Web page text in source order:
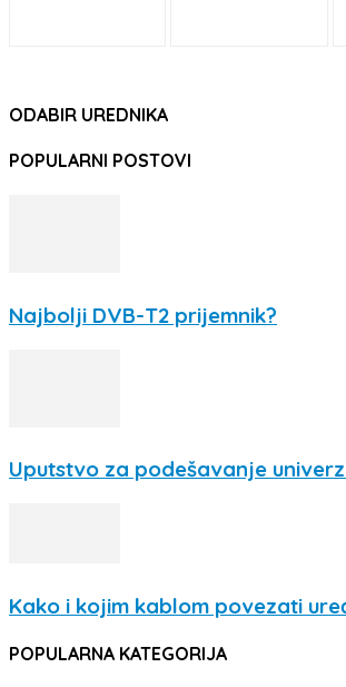
ODABIR UREDNIKA
POPULARNI POSTOVI
Najbolji DVB-T2 prijemnik?
Uputstvo za podešavanje
Kako i kojim kablom povezati
POPULARNA KATEGORIJA